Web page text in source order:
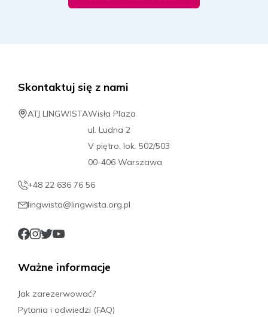
Skontaktuj się z nami
ATJ LINGWISTAWisła Plaza
ul. Ludna 2
V piętro, lok. 502/503
00-406 Warszawa
+48 22 636 76 56
lingwista@lingwista.org.pl
Ważne informacje
Jak zarezerwować?
Pytania i odwiedzi (FAQ)